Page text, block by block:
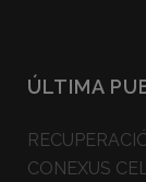
ÚLTIMA
CONEXUS